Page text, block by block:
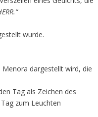
wurde.
dargestellt wird, die
Tag als Zeichen des
zum Leuchten